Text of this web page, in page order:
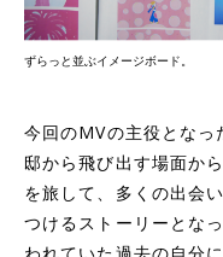
ずらっと並ぶイメージボード。
今回のMVの主役となっ
邸から飛び出す場面か
を旅して、多くの出会
つけるストーリーとな